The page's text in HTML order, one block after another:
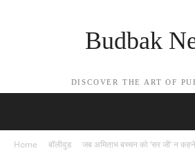
Budbak
DISCOVER THE ART OF
Home बॉलीवुड जब अमिताभ बच्चन को ‘सर जी’ न